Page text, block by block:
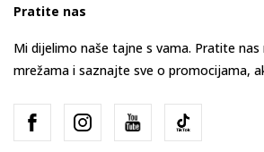
Pratite nas
Mi dijelimo naše tajne s vama. Pratite
mrežama i saznajte sve o promocijama,